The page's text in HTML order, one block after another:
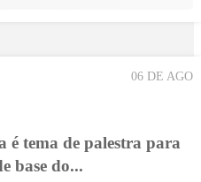
06 DE AGO
é tema de palestra para
base do...